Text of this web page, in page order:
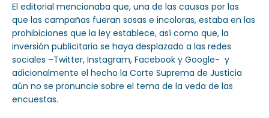
El editorial mencionaba que, una de las causas por las
que las campañas fueran sosas e incoloras, estaba en las
prohibiciones que la ley establece, así como que, la
inversión publicitaria se haya desplazado a las redes
sociales –Twitter, Instagram, Facebook y Google- y
adicionalmente el hecho la Corte Suprema de Justicia
aún no se pronuncie sobre el tema de la veda de las
encuestas.